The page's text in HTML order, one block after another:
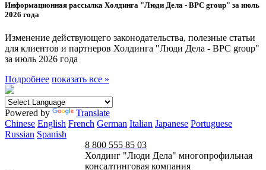
Информационная рассылка Холдинга "Люди Дела - BPC group" за июль
2026 года
Изменение действующего законодательства, полезные статьи
для клиентов и партнеров Холдинга "Люди Дела - BPC group"
за июль 2026 года
Подробнее показать все »
Powered by
Translate
Chinese English French German Italian Japanese Portuguese
Russian Spanish
8 800 555 85 03
Холдинг "Люди Дела" многопрофильная
консалтинговая компания